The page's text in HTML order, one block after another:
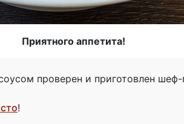
Приятного аппетита!
проверен и приготовлен
!